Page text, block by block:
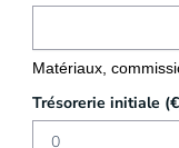
Matériaux,
Trésorerie initiale